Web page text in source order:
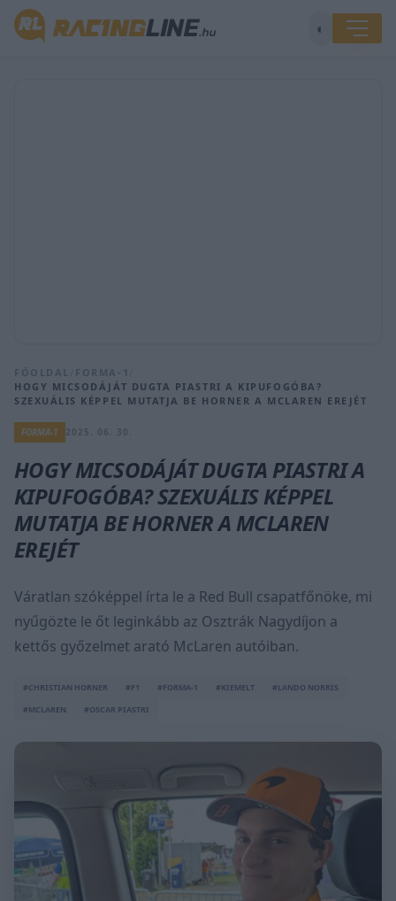
◐
FŐOLDAL FORMA-1
HOGY MICSODÁJÁT DUGTA PIASTRI A KIPUFOGÓBA?
SZEXUÁLIS KÉPPEL MUTATJA BE HORNER A MCLAREN EREJÉT
FORMA-1
HOGY MICSODÁJÁT DUGTA PIASTRI A
KIPUFOGÓBA? SZEXUÁLIS KÉPPEL
MUTATJA BE HORNER A MCLAREN
EREJÉT
Váratlan szóképpel írta le a Red Bull csapatfőnöke, mi
nyűgözte le őt leginkább az Osztrák Nagydíjon a
kettős győzelmet arató McLaren autóiban.
#CHRISTIAN HORNER #F1 #FORMA-1 #KIEMELT
#LANDO NORRIS
#MCLAREN
#OSCAR PIASTRI